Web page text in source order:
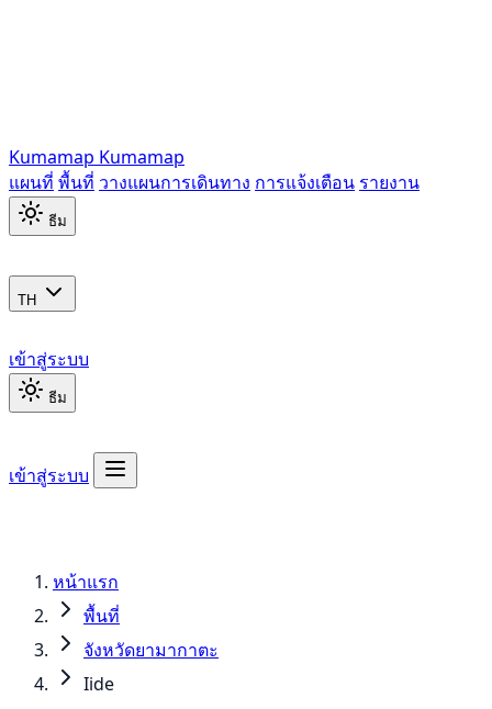
Kumamap Kumamap
แผนที่ พื้นที่ วางแผนการเดินทาง การแจ้งเตือน รายงาน
ธีม
TH
เข้าสู่ระบบ
ธีม
เข้าสู่ระบบ
หน้าแรก
พื้นที่
จังหวัดยามากาตะ
Iide